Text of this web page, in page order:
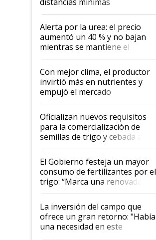
distancias mínimas
Alerta por la urea: el precio
aumentó un 40 % y no bajan
mientras se mantiene el
conflicto en Medio Oriente
Con mejor clima, el productor
invirtió más en nutrientes y
empujó el mercado
Oficializan nuevos requisitos
para la comercialización de
semillas de trigo y cebada a
granel
El Gobierno festeja un mayor
consumo de fertilizantes por el
trigo: “Marca una renovada
confianza de los productores”
La inversión del campo que
ofrece un gran retorno: "Había
una necesidad en este